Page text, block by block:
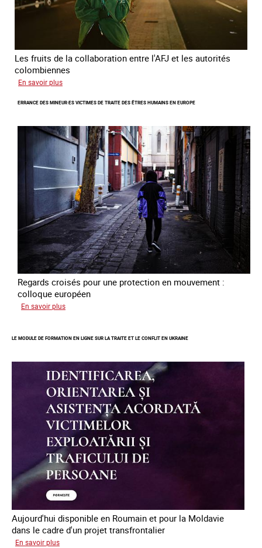
Les fruits de la collaboration entre l'AFJ et les autorités
colombiennes
En savoir plus
la
en
partenariat
avec
Colombie
ERRANCE DES MINEUR·ES VICTIMES DE TRAITE DES ÊTRES HUMAINS EN EUROPE
Regards croisés pour une protection en mouvement :
colloque européen
En savoir plus
mineur·es
de
traite
des
êtres
humains
en
Europe
LE MODULE DE FORMATION EN LIGNE SUR LA TRAITE ET LE CONFLIT EN UKRAINE
Aujourd'hui disponible en Roumain et pour la Moldavie
dans le cadre d'un projet transfrontalier
En savoir plus